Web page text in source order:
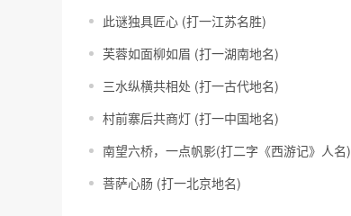
此谜独具匠心 (打一江苏名胜)
芙蓉如面柳如眉 (打一湖南地名)
三水纵横共相处 (打一古代地名)
村前寨后共商灯 (打一中国地名)
南望六桥，一点帆影(打二字《西游记》人名)
菩萨心肠 (打一北京地名)